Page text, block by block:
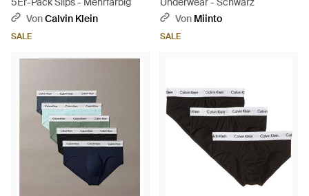
VonCalvin Klein
SALE
Von Miinto
SALE